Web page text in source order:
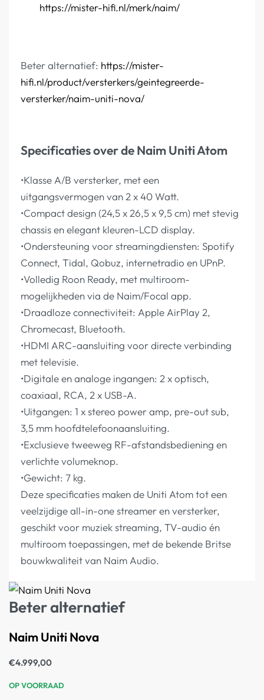
https://mister-hifi.nl/merk/naim/
Beter alternatief: https://mister-
hifi.nl/product/versterkers/geintegreerde-
versterker/naim-uniti-nova/
Specificaties over de Naim Uniti Atom
•Klasse A/B versterker, met een
uitgangsvermogen van 2 x 40 Watt.
•Compact design (24,5 x 26,5 x 9,5 cm) met stevig
chassis en elegant kleuren-LCD display.
•Ondersteuning voor streamingdiensten: Spotify
Connect, Tidal, Qobuz, internetradio en UPnP.
•Volledig Roon Ready, met multiroom-
mogelijkheden via de Naim/Focal app.
•Draadloze connectiviteit: Apple AirPlay 2,
Chromecast, Bluetooth.
•HDMI ARC-aansluiting voor directe verbinding
met televisie.
•Digitale en analoge ingangen: 2 x optisch,
coaxiaal, RCA, 2 x USB-A.
•Uitgangen: 1 x stereo power amp, pre-out sub,
3,5 mm hoofdtelefoonaansluiting.
•Exclusieve tweeweg RF-afstandsbediening en
verlichte volumeknop.
•Gewicht: 7 kg.
Deze specificaties maken de Uniti Atom tot een
veelzijdige all-in-one streamer en versterker,
geschikt voor muziek streaming, TV-audio én
multiroom toepassingen, met de bekende Britse
bouwkwaliteit van Naim Audio.
Beter alternatief
Naim Uniti Nova
€4.999,00
OP VOORRAAD